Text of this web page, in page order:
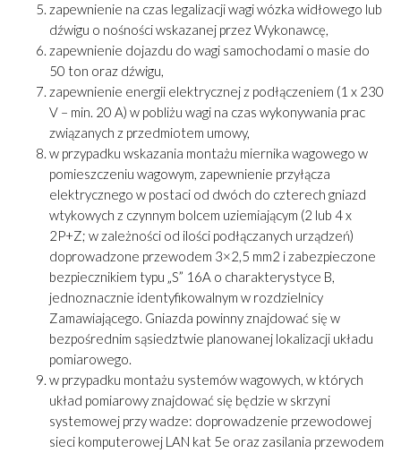
zapewnienie na czas legalizacji wagi wózka widłowego lub
dźwigu o nośności wskazanej przez Wykonawcę,
zapewnienie dojazdu do wagi samochodami o masie do
50 ton oraz dźwigu,
zapewnienie energii elektrycznej z podłączeniem (1 x 230
V – min. 20 A) w pobliżu wagi na czas wykonywania prac
związanych z przedmiotem umowy,
w przypadku wskazania montażu miernika wagowego w
pomieszczeniu wagowym, zapewnienie przyłącza
elektrycznego w postaci od dwóch do czterech gniazd
wtykowych z czynnym bolcem uziemiającym (2 lub 4 x
2P+Z; w zależności od ilości podłączanych urządzeń)
doprowadzone przewodem 3×2,5 mm2 i zabezpieczone
bezpiecznikiem typu „S” 16A o charakterystyce B,
jednoznacznie identyfikowalnym w rozdzielnicy
Zamawiającego. Gniazda powinny znajdować się w
bezpośrednim sąsiedztwie planowanej lokalizacji układu
pomiarowego.
w przypadku montażu systemów wagowych, w których
układ pomiarowy znajdować się będzie w skrzyni
systemowej przy wadze: doprowadzenie przewodowej
sieci komputerowej LAN kat 5e oraz zasilania przewodem